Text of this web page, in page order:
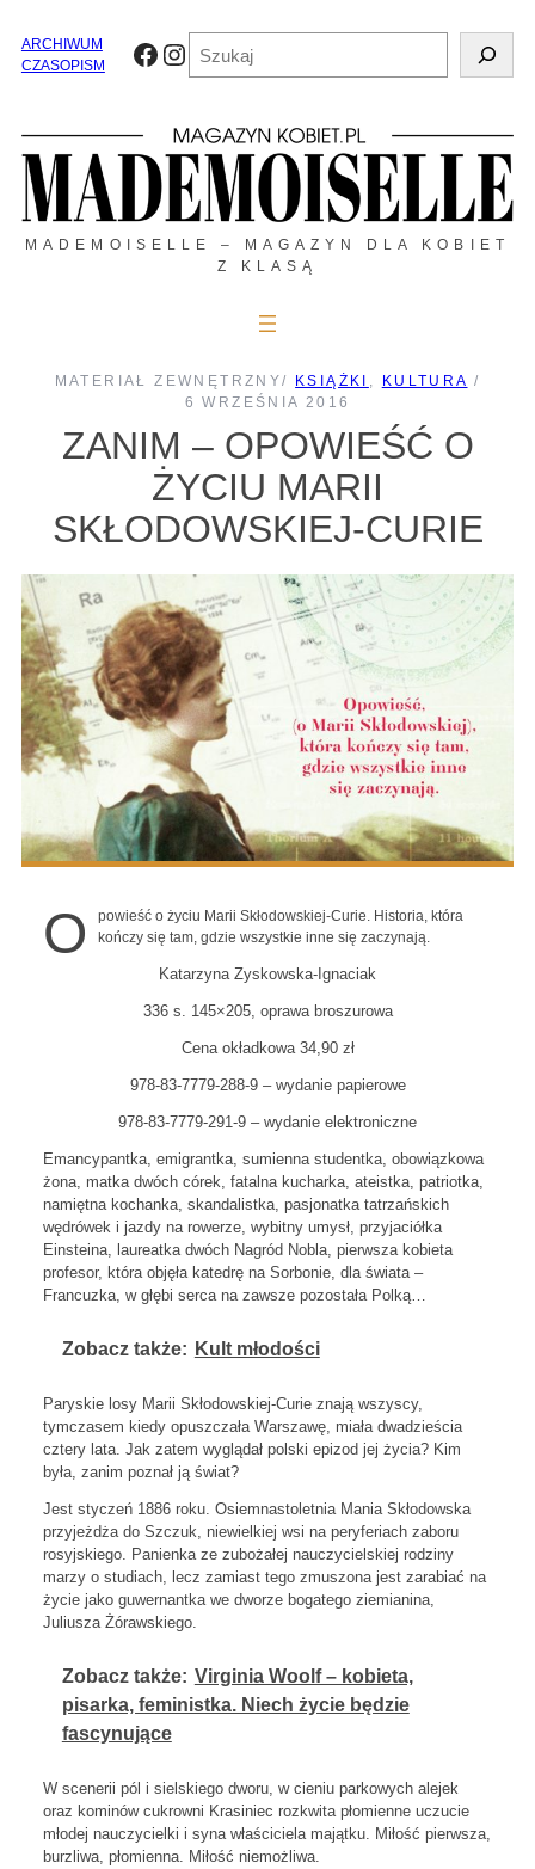
treściARCHIWUM
CZASOPISM
Facebook
Instagram
MADEMOISELLE – MAGAZYN DLA KOBIET
Z KLASĄ
MATERIAŁ ZEWNĘTRZNY/ KSIĄŻKI , KULTURA /
6 WRZEŚNIA 2016
ZANIM – OPOWIEŚĆ O
ŻYCIU MARII
SKŁODOWSKIEJ-CURIE
O
powieść o życiu Marii Skłodowskiej-Curie. Historia, która
kończy się tam, gdzie wszystkie inne się zaczynają.
Katarzyna Zyskowska-Ignaciak
336 s. 145×205, oprawa broszurowa
Cena okładkowa 34,90 zł
978-83-7779-288-9 – wydanie papierowe
978-83-7779-291-9 – wydanie elektroniczne
Emancypantka, emigrantka, sumienna studentka, obowiązkowa
żona, matka dwóch córek, fatalna kucharka, ateistka, patriotka,
namiętna kochanka, skandalistka, pasjonatka tatrzańskich
wędrówek i jazdy na rowerze, wybitny umysł, przyjaciółka
Einsteina, laureatka dwóch Nagród Nobla, pierwsza kobieta
profesor, która objęła katedrę na Sorbonie, dla świata –
Francuzka, w głębi serca na zawsze pozostała Polką…
Zobacz także: Kult młodości
Paryskie losy Marii Skłodowskiej-Curie znają wszyscy,
tymczasem kiedy opuszczała Warszawę, miała dwadzieścia
cztery lata. Jak zatem wyglądał polski epizod jej życia? Kim
była, zanim poznał ją świat?
Jest styczeń 1886 roku. Osiemnastoletnia Mania Skłodowska
przyjeżdża do Szczuk, niewielkiej wsi na peryferiach zaboru
rosyjskiego. Panienka ze zubożałej nauczycielskiej rodziny
marzy o studiach, lecz zamiast tego zmuszona jest zarabiać na
życie jako guwernantka we dworze bogatego ziemianina,
Juliusza Żórawskiego.
Zobacz także: Virginia Woolf – kobieta,
pisarka, feministka. Niech życie będzie
fascynujące
W scenerii pól i sielskiego dworu, w cieniu parkowych alejek
oraz kominów cukrowni Krasiniec rozkwita płomienne uczucie
młodej nauczycielki i syna właściciela majątku. Miłość pierwsza,
burzliwa, płomienna. Miłość niemożliwa.